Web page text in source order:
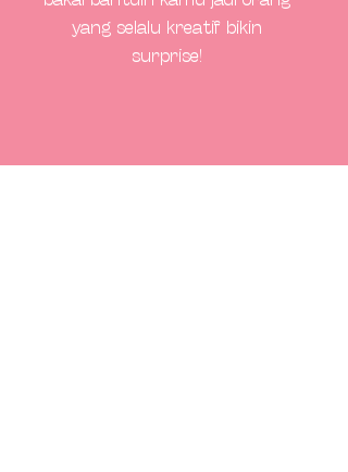
yang selalu kreatif bikin
surprise!